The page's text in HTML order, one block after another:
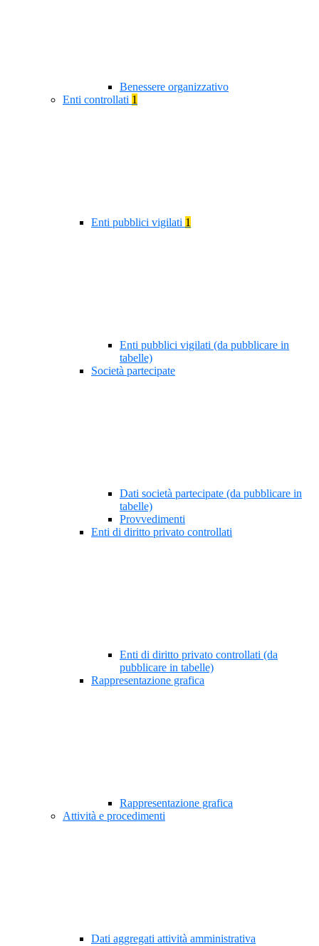
Benessere organizzativo
Enti controllati 1
Enti pubblici vigilati 1
Enti pubblici vigilati (da pubblicare in
tabelle)
Società partecipate
Dati società partecipate (da pubblicare in
tabelle)
Provvedimenti
Enti di diritto privato controllati
Enti di diritto privato controllati (da
pubblicare in tabelle)
Rappresentazione grafica
Rappresentazione grafica
Attività e procedimenti
Dati aggregati attività amministrativa